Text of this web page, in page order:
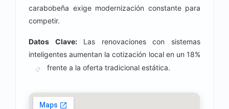
carabobeña exige modernización constante para
competir.
Datos Clave:Las renovaciones con sistemas
inteligentes aumentan la cotización local en un 18%
📋 frente a la oferta tradicional estática.